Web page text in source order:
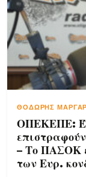
ΘΟΔΩΡΉΣ
ΟΠΕΚΕΠΕ:
– Το ΠΑΣΟΚ
των Ευρ.